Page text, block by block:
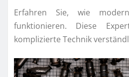
Erfahren Sie, wie
funktionieren. Diese
komplizierte Technik